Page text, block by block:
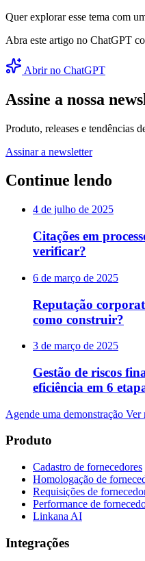
Quer explorar esse tema com
Abra este artigo no ChatGPT
Abrir no ChatGPT
Assine a nossa
Produto, releases e tendências
Assinar a newsletter
Continue lendo
4 de julho de 2025
Citações em
verificar?
6 de março de 2025
Reputação
como construir?
3 de março de 2025
Gestão de riscos
eficiência em 6
Agende uma demonstração Ver
Produto
Cadastro de fornecedores
Homologação de
Requisições de
Performance de
Linkana AI
Integrações